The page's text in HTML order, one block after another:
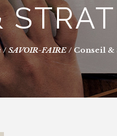
/ SAVOIR-FAIRE / Conseil &